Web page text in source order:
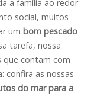
a família ao redor
social, muitos
um bom pescado
tarefa, nossa
que contam com
confira as nossas
do mar para a